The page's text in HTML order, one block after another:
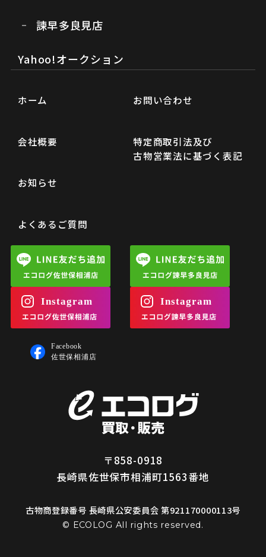
諫早多良見店
Yahoo!オークション
ホーム
会社概要
お知らせ
よくあるご質問
お問い合わせ
特定商取引法及び
古物営業法に基づく表記
〒858-0918
長崎県佐世保市相浦町1563番地
古物商登録番号 長崎県公安委員会 第921170000113号
© ECOLOG All rights reserved.